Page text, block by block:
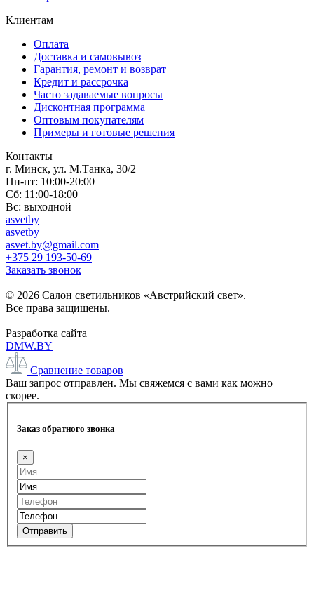
Клиентам
Оплата
Доставка и самовывоз
Гарантия, ремонт и возврат
Кредит и рассрочка
Часто задаваемые вопросы
Дисконтная программа
Оптовым покупателям
Примеры и готовые решения
Контакты
г. Минск, ул. М.Танка, 30/2
Пн-пт: 10:00-20:00
Сб: 11:00-18:00
Вс: выходной
asvetby
asvetby
asvet.by@gmail.com
+375 29 193-50-69
Заказать звонок
© 2026 Салон светильников «Австрийский свет».
Все права защищены.
Разработка сайта
DMW.BY
Сравнение товаров
Ваш запрос отправлен. Мы свяжемся с вами как можно
скорее.
Заказ обратного звонка
×
Отправить